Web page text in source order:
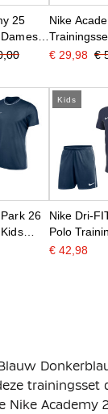
25
Nike
Blauw Wit
€ 29,98 €
26
Kids
Nike Dri-
Polo
€ 42,98
trainingsset
Academy